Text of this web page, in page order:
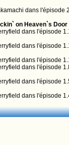
dans l'épisode
on Heaven`s Door
dans l'épisode
dans l'épisode
dans l'épisode
dans l'épisode
dans l'épisode
dans l'épisode